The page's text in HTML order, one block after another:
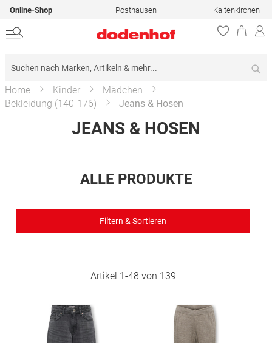
Online-Shop Posthausen Kaltenkirchen
Home Kinder
Mädchen
Bekleidung (140-176)
Jeans & Hosen
JEANS & HOSEN
ALLE PRODUKTE
Filtern & Sortieren
Artikel 1-48 von 139